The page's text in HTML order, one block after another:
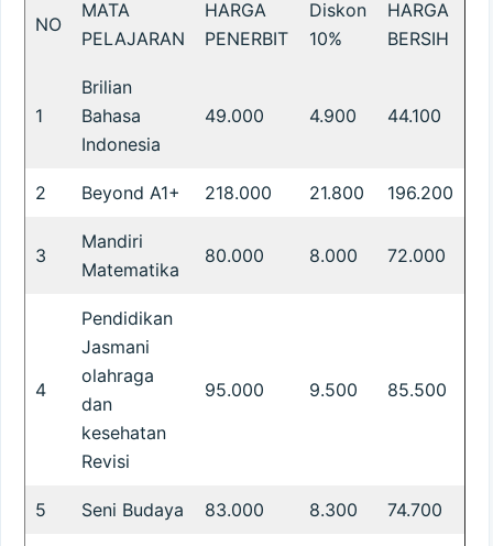
NO
MATA
PELAJARAN
HARGA
PENERBIT
Diskon
10%
HARGA
BERSIH
1
Brilian
Bahasa
Indonesia
49.000 4.900 44.100
2 Beyond A1+ 218.000 21.800 196.200
3
Mandiri
Matematika
80.000 8.000 72.000
4
Pendidikan
Jasmani
olahraga
dan
kesehatan
Revisi
95.000 9.500 85.500
5 Seni Budaya 83.000 8.300 74.700